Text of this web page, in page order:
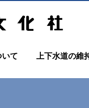
て 上下水道の維